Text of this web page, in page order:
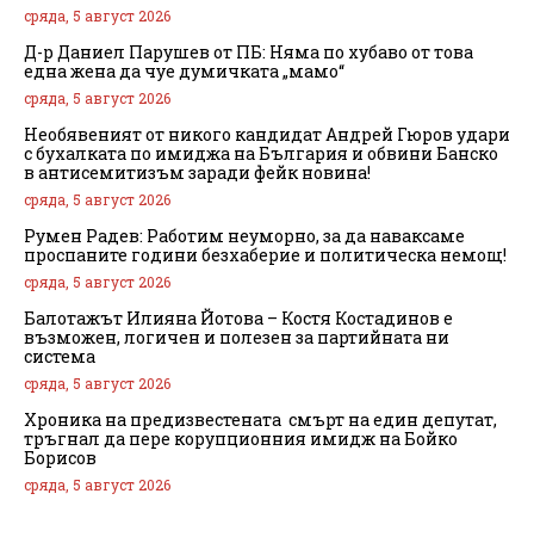
сряда, 5 август 2026
Д-р Даниел Парушев от ПБ: Няма по хубаво от това
една жена да чуе думичката „мамо“
сряда, 5 август 2026
Необявеният от никого кандидат Андрей Гюров удари
с бухалката по имиджа на България и обвини Банско
в антисемитизъм заради фейк новина!
сряда, 5 август 2026
Румен Радев: Работим неуморно, за да наваксаме
проспаните години безхаберие и политическа немощ!
сряда, 5 август 2026
Балотажът Илияна Йотова – Костя Костадинов е
възможен, логичен и полезен за партийната ни
система
сряда, 5 август 2026
Хроника на предизвестената смърт на един депутат,
тръгнал да пере корупционния имидж на Бойко
Борисов
сряда, 5 август 2026